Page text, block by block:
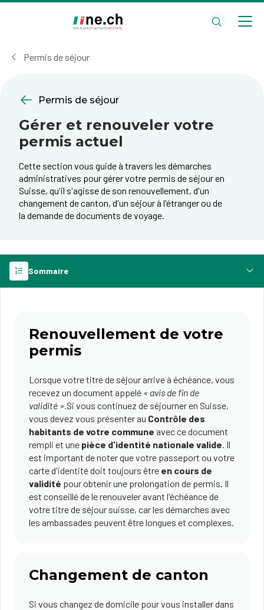
cookies
Permis de séjour
Permis de séjour
Gérer et renouveler votre
permis actuel
Cette section vous guide à travers les démarches
administratives pour gérer votre permis de séjour en
Suisse, qu'il s'agisse de son renouvellement, d'un
changement de canton, d'un séjour à l'étranger ou de
la demande de documents de voyage.
Sommaire
Renouvellement de votre
permis
Lorsque votre titre de séjour arrive à échéance, vous
recevez un document appelé « avis de fin de
validité ».Si vous continuez de séjourner en Suisse,
vous devez vous présenter au Contrôle des
habitants de votre commune avec ce document
rempli et une pièce d'identité nationale valide. Il
est important de noter que votre passeport ou votre
carte d'identité doit toujours être en cours de
validité pour obtenir une prolongation de permis. Il
est conseillé de le renouveler avant l'échéance de
votre titre de séjour suisse, car les démarches avec
les ambassades peuvent être longues et complexes.
Changement de canton
Si vous changez de domicile pour vous installer dans